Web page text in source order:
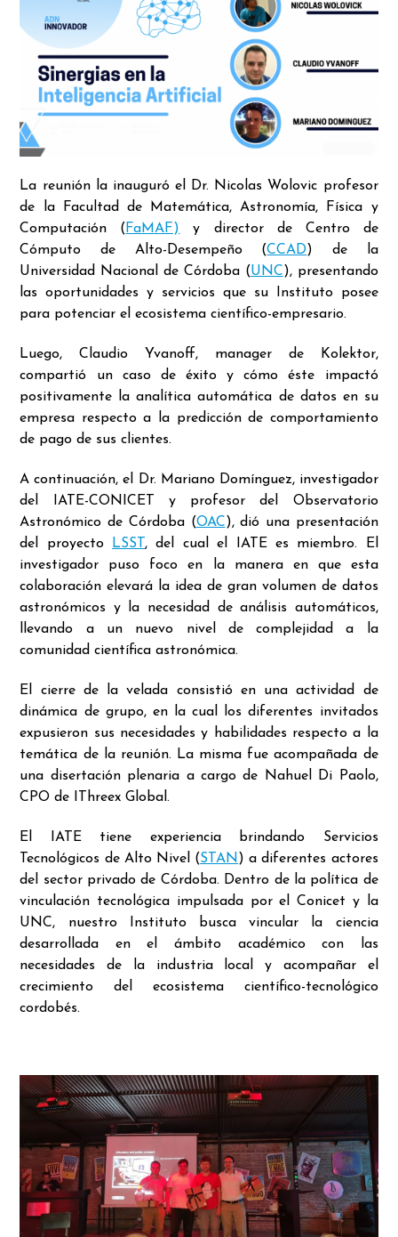
La reunión la inauguró el Dr. Nicolas Wolovic profesor
de la Facultad de Matemática, Astronomía, Física y
Computación ( FaMAF) y director de Centro de
Cómputo de Alto-Desempeño (CCAD) de la
Universidad Nacional de Córdoba (UNC), presentando
las oportunidades y servicios que su Instituto posee
para potenciar el ecosistema científico-empresario.
Luego, Claudio Yvanoff, manager de Kolektor,
compartió un caso de éxito y cómo éste impactó
positivamente la analítica automática de datos en su
empresa respecto a la predicción de comportamiento
de pago de sus clientes.
A continuación, el Dr. Mariano Domínguez, investigador
del IATE-CONICET y profesor del Observatorio
Astronómico de Córdoba (OAC), dió una presentación
del proyecto
LSST, del cual el IATE es miembro. El
investigador puso foco en la manera en que esta
colaboración elevará la idea de gran volumen de datos
astronómicos y la necesidad de análisis automáticos,
llevando a un nuevo nivel de complejidad a la
comunidad científica astronómica.
El cierre de la velada consistió en una actividad de
dinámica de grupo, en la cual los diferentes invitados
expusieron sus necesidades y habilidades respecto a la
temática de la reunión. La misma fue acompañada de
una disertación plenaria a cargo de Nahuel Di Paolo,
CPO de IThreex Global.
El IATE tiene experiencia brindando Servicios
Tecnológicos de Alto Nivel (STAN ) a diferentes actores
del sector privado de Córdoba. Dentro de la política de
vinculación tecnológica impulsada por el Conicet y la
UNC, nuestro Instituto busca vincular la ciencia
desarrollada en el ámbito académico con las
necesidades de la industria local y acompañar el
crecimiento del ecosistema científico-tecnológico
cordobés.